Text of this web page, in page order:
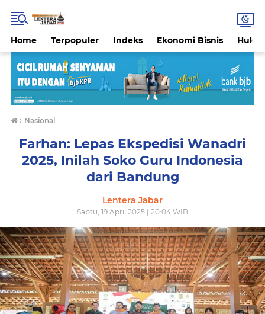
Home Terpopuler Indeks Ekonomi Bisnis
› Nasional
Farhan: Lepas Ekspedisi Wanadri
2025, Inilah Soko Guru Indonesia
dari Bandung
Lentera Jabar
Sabtu, 19 April 2025 | 20:04 WIB